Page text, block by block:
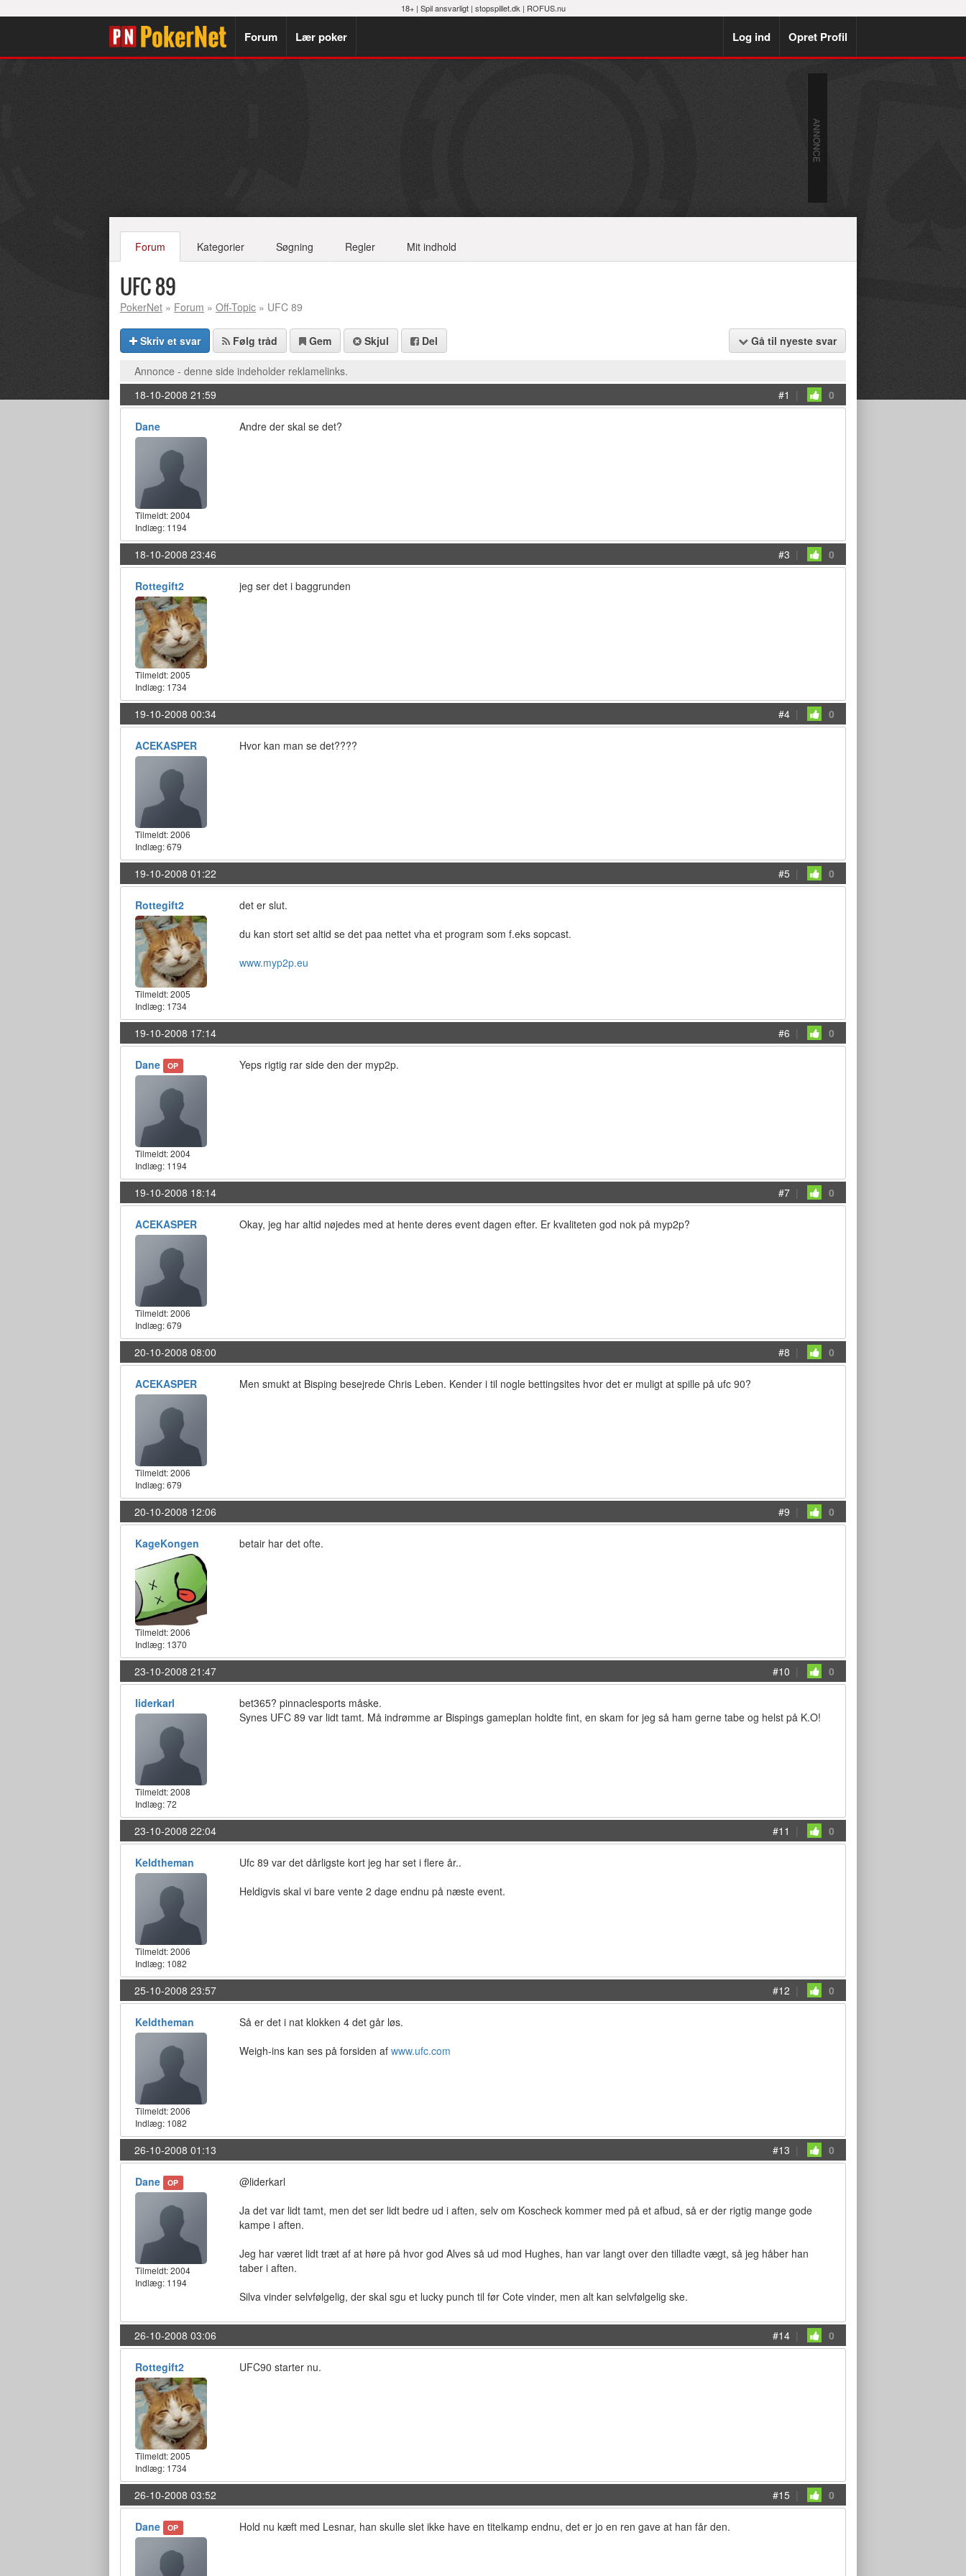
18+ | Spil ansvarligt| stopspillet.dk | ROFUS.nu
Forum Lær poker Log ind Opret Profil
Forum Kategorier Søgning Regler Mit indhold
UFC 89
PokerNet » Forum » Off-Topic » UFC 89
Skriv et svar Følg tråd Gem Skjul Del Gå til nyeste svar
Annonce - denne side indeholder reklamelinks.
18-10-2008 21:59
#1 | 0
Dane
Tilmeldt:2004
Indlæg: 1194
Andre der skal se det?
18-10-2008 23:46 #3 | 0
Rottegift2
Tilmeldt:2005
Indlæg: 1734
jeg ser det i baggrunden
19-10-2008 00:34 #4 | 0
ACEKASPER
Tilmeldt:2006
Indlæg: 679
Hvor kan man se det????
19-10-2008 01:22 #5 | 0
Rottegift2
Tilmeldt:2005
Indlæg: 1734
det er slut.
du kan stort set altid se det paa nettet vha et program som f.eks sopcast.
www.myp2p.eu
19-10-2008 17:14 #6 | 0
Dane OP
Tilmeldt:2004
Indlæg: 1194
Yeps rigtig rar side den der myp2p.
19-10-2008 18:14 #7 | 0
ACEKASPER
Tilmeldt:2006
Indlæg: 679
Okay, jeg har altid nøjedes med at hente deres event dagen efter. Er kvaliteten god nok på myp2p?
20-10-2008 08:00 #8 | 0
ACEKASPER
Tilmeldt:2006
Indlæg: 679
Men smukt at Bisping besejrede Chris Leben. Kender i til nogle bettingsites hvor det er muligt at spille på ufc 90?
20-10-2008 12:06 #9 | 0
KageKongen
Tilmeldt:2006
Indlæg: 1370
betair har det ofte.
23-10-2008 21:47 #10 | 0
liderkarl
Tilmeldt:2008
Indlæg: 72
bet365? pinnaclesports måske.
Synes UFC 89 var lidt tamt. Må indrømme ar Bispings gameplan holdte fint, en skam for jeg så ham gerne tabe og helst på K.O!
23-10-2008 22:04 #11 | 0
Keldtheman
Tilmeldt:2006
Indlæg: 1082
Ufc 89 var det dårligste kort jeg har set i flere år..
Heldigvis skal vi bare vente 2 dage endnu på næste event.
25-10-2008 23:57 #12 | 0
Keldtheman
Tilmeldt:2006
Indlæg: 1082
Så er det i nat klokken 4 det går løs.
Weigh-ins kan ses på forsiden af www.ufc.com
26-10-2008 01:13 #13 | 0
Dane OP
Tilmeldt:2004
Indlæg: 1194
@liderkarl
Ja det var lidt tamt, men det ser lidt bedre ud i aften, selv om Koscheck kommer med på et afbud, så er der rigtig mange gode
kampe i aften.
Jeg har været lidt træt af at høre på hvor god Alves så ud mod Hughes, han var langt over den tilladte vægt, så jeg håber han
taber i aften.
Silva vinder selvfølgelig, der skal sgu et lucky punch til før Cote vinder, men alt kan selvfølgelig ske.
26-10-2008 03:06 #14 | 0
Rottegift2
Tilmeldt:2005
Indlæg: 1734
UFC90 starter nu.
26-10-2008 03:52 #15 | 0
Dane OP Hold nu kæft med Lesnar, han skulle slet ikke have en titelkamp endnu, det er jo en ren gave at han får den.